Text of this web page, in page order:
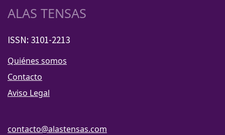
ALAS TENSAS
ISSN: 3101-2213
Quiénes somos
Contacto
Aviso Legal
contacto@alastensas.com